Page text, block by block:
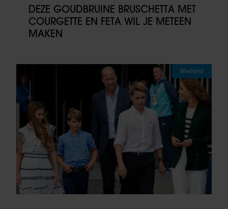
DEZE GOUDBRUINE BRUSCHETTA MET
COURGETTE EN FETA WIL JE METEEN
MAKEN
Weekend